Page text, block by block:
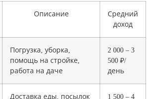
Описание
Средний
доход
Погрузка, уборка,
помощь на стройке,
работа на даче
2 000 – 3
500 ₽/
день
Доставка еды, посылок
1 500 – 4